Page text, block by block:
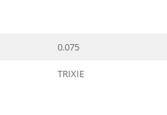
0.075
TRIXIE